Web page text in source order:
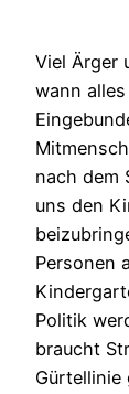
Viel Ärger
wann
nach dem
uns den
Personen
Politik
braucht
Gürtellinie